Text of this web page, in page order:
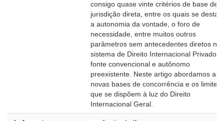
consigo quase vinte critérios de base de
jurisdição direta, entre os quais se
a autonomia da vontade, o foro de
necessidade, entre muitos outros
parâmetros sem antecedentes diretos no
sistema de Direito Internacional Privado
fonte convencional e autônomo
preexistente. Neste artigo abordamos as
novas bases de concorrência e os limites
que se dispõem à luz do Direito
Internacional Geral.